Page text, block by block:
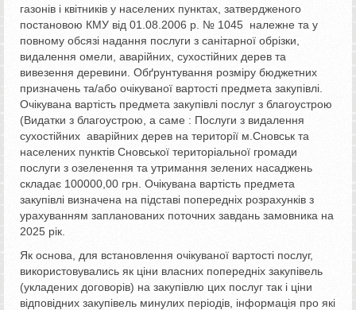
газонів і квітників у населених пунктах, затвердженого
постановою КМУ від 01.08.2006 р. № 1045 належне та у
повному обсязі надання послуги з санітарної обрізки,
видалення омели, аварійних, сухостійних дерев та
вивезення деревини. Обґрунтування розміру бюджетних
призначень та/або очікуваної вартості предмета закупівлі.
Очікувана вартість предмета закупівлі послуг з благоустрою
(Видатки з благоустрою, а саме : Послуги з видалення
сухостійних аварійних дерев на території м.Сновськ та
населених пунктів Сновської територіальної громади
послуги з озеленення та утримання зелених насаджень
складає 100000,00 грн. Очікувана вартість предмета
закупівлі визначена на підставі попередніх розрахунків з
урахуванням запланованих поточних завдань замовника на
2025 рік.
Як основа, для встановлення очікуваної вартості послуг,
використовувались як ціни власних попередніх закупівель
(укладених договорів) на закупівлю цих послуг так і ціни
відповідних закупівель минулих періодів, інформація про які